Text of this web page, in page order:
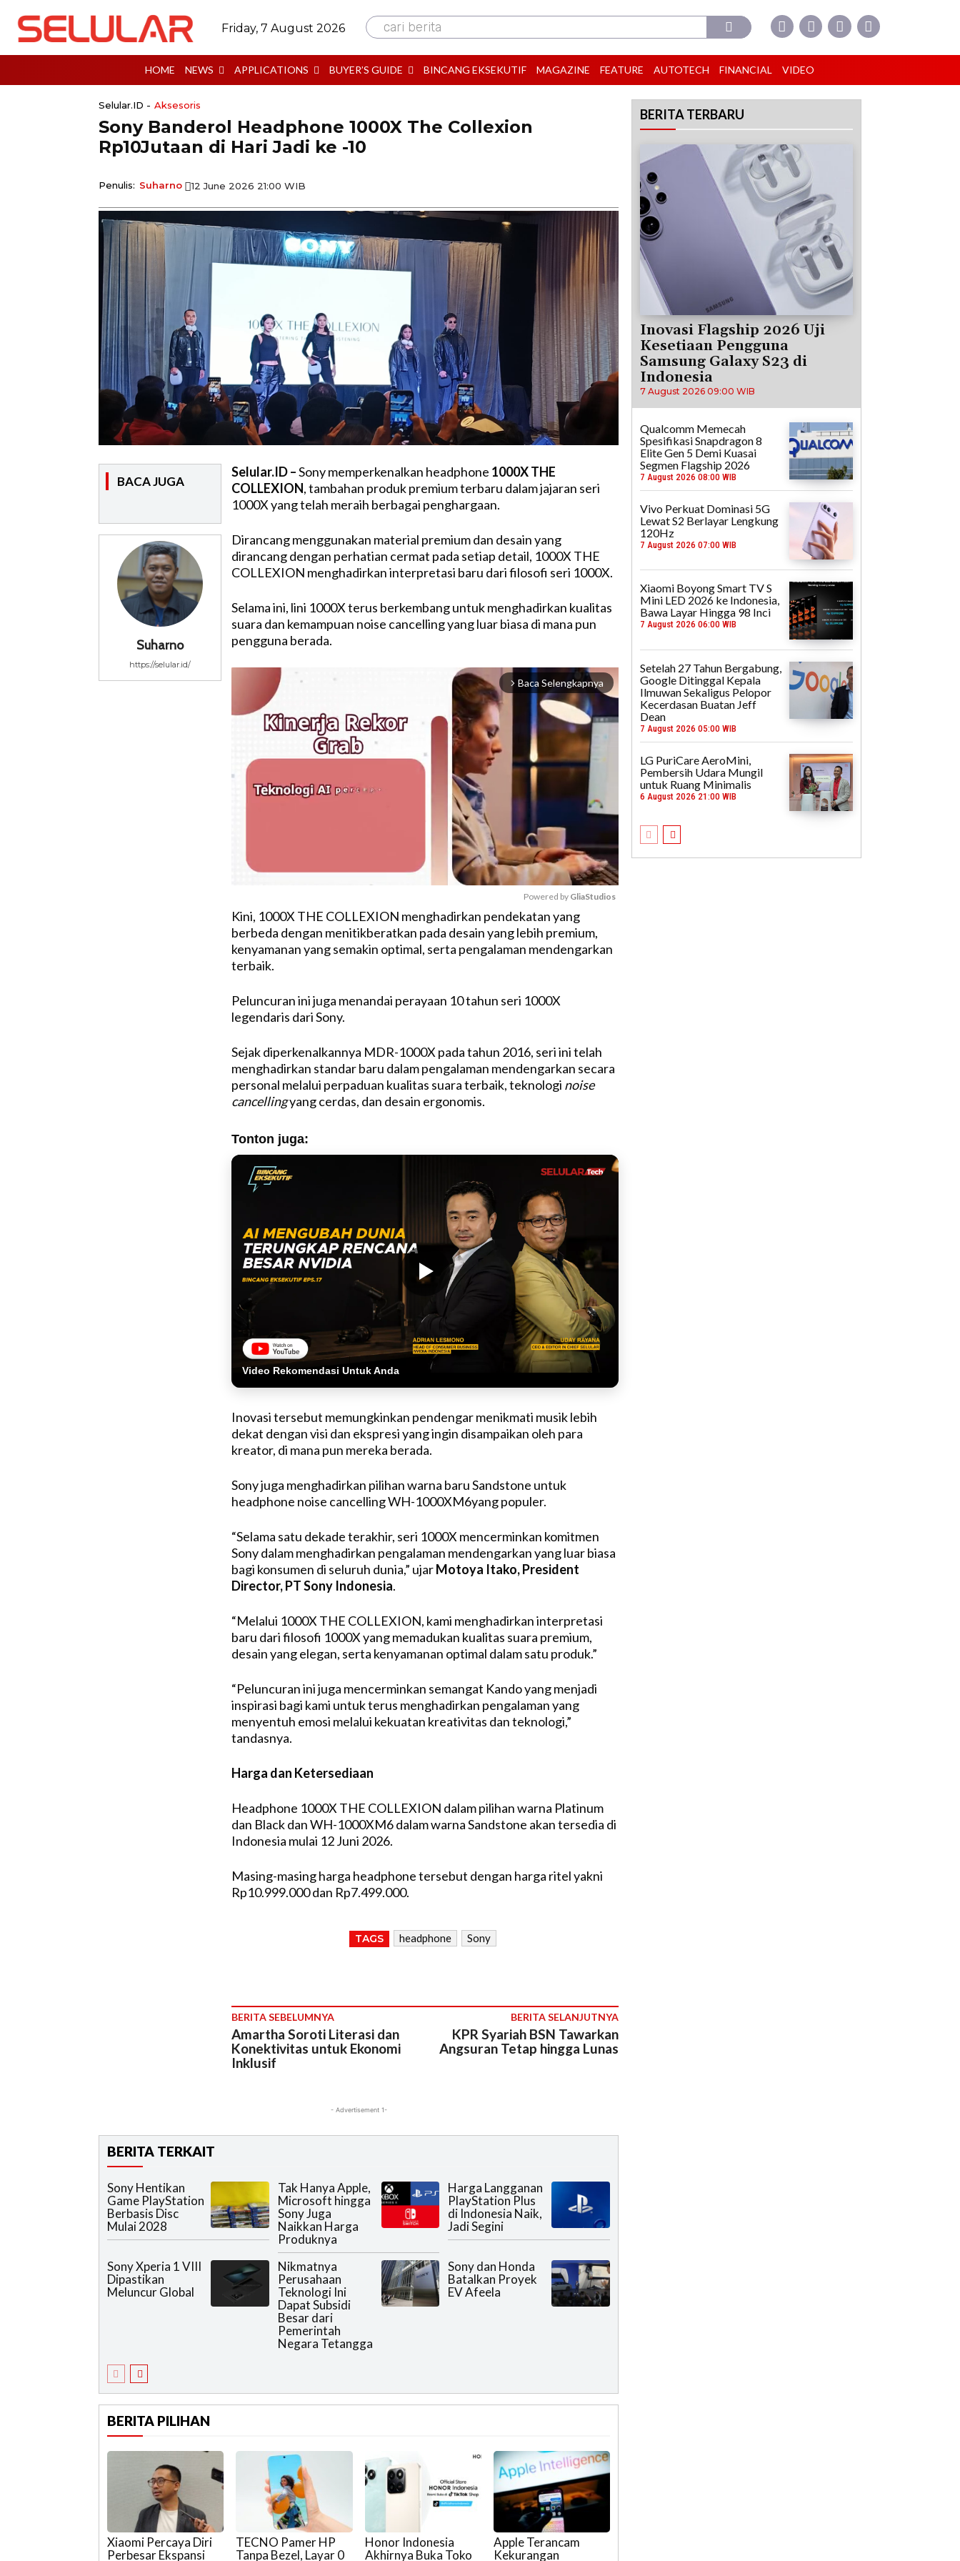
Friday, 7 August 2026 cari berita
HOME NEWS APPLICATIONS BUYER’S GUIDE BINCANG EKSEKUTIF MAGAZINE FEATURE AUTOTECH FINANCIAL VIDEO
Selular.ID - Aksesoris
Sony Banderol Headphone 1000X The Collexion
Rp10Jutaan di Hari Jadi ke -10
Penulis: Suharno 12 June 2026 21:00 WIB
BACA JUGA
Suharno
https://selular.id/
Selular.ID –Sony memperkenalkan headphone 1000X THE
COLLEXION, tambahan produk premium terbaru dalam jajaran seri
1000X yang telah meraih berbagai penghargaan.
Dirancang menggunakan material premium dan desain yang
dirancang dengan perhatian cermat pada setiap detail, 1000X THE
COLLEXION menghadirkan interpretasi baru dari filosofi seri 1000X.
Selama ini, lini 1000X terus berkembang untuk menghadirkan kualitas
suara dan kemampuan noise cancelling yang luar biasa di mana pun
pengguna berada.
arrow_forward_ios Baca Selengkapnya
M
u
e
Powered by GliaStudios
Kini, 1000X THE COLLEXION menghadirkan pendekatan yang
berbeda dengan menitikberatkan pada desain yang lebih premium,
kenyamanan yang semakin optimal, serta pengalaman mendengarkan
terbaik.
Peluncuran ini juga menandai perayaan 10 tahun seri 1000X
legendaris dari Sony.
Sejak diperkenalkannya MDR-1000X pada tahun 2016, seri ini telah
menghadirkan standar baru dalam pengalaman mendengarkan secara
personal melalui perpaduan kualitas suara terbaik, teknologi noise
cancellingyang cerdas, dan desain ergonomis.
Tonton juga:
Video Rekomendasi Untuk Anda
Inovasi tersebut memungkinkan pendengar menikmati musik lebih
dekat dengan visi dan ekspresi yang ingin disampaikan oleh para
kreator, di mana pun mereka berada.
Sony juga menghadirkan pilihan warna baru Sandstone untuk
headphone noise cancelling WH-1000XM6yang populer.
“Selama satu dekade terakhir, seri 1000X mencerminkan komitmen
Sony dalam menghadirkan pengalaman mendengarkan yang luar biasa
bagi konsumen di seluruh dunia,” ujarMotoya Itako, President
Director, PT Sony Indonesia.
“Melalui 1000X THE COLLEXION, kami menghadirkan interpretasi
baru dari filosofi 1000X yang memadukan kualitas suara premium,
desain yang elegan, serta kenyamanan optimal dalam satu produk.”
“Peluncuran ini juga mencerminkan semangat Kando yang menjadi
inspirasi bagi kami untuk terus menghadirkan pengalaman yang
menyentuh emosi melalui kekuatan kreativitas dan teknologi,”
tandasnya.
Harga dan Ketersediaan
Headphone 1000X THE COLLEXION dalam pilihan warna Platinum
dan Black dan WH-1000XM6 dalam warna Sandstone akan tersedia di
Indonesia mulai 12 Juni 2026.
Masing-masing harga headphone tersebut dengan harga ritel yakni
Rp10.999.000 dan Rp7.499.000.
TAGS headphone Sony
BERITA SEBELUMNYA
Amartha Soroti Literasi dan
Konektivitas untuk Ekonomi
Inklusif
BERITA SELANJUTNYA
KPR Syariah BSN Tawarkan
Angsuran Tetap hingga Lunas
- Advertisement 1-
BERITA TERKAIT
Sony Hentikan
Game PlayStation
Berbasis Disc
Mulai 2028
Tak Hanya Apple,
Microsoft hingga
Sony Juga
Naikkan Harga
Produknya
Harga Langganan
PlayStation Plus
di Indonesia Naik,
Jadi Segini
Sony Xperia 1 VIII
Dipastikan
Meluncur Global
Nikmatnya
Perusahaan
Teknologi Ini
Dapat Subsidi
Besar dari
Pemerintah
Negara Tetangga
Sony dan Honda
Batalkan Proyek
EV Afeela
BERITA PILIHAN
Xiaomi Percaya Diri
Perbesar Ekspansi
TECNO Pamer HP
Tanpa Bezel, Layar 0
Honor Indonesia
Akhirnya Buka Toko
Apple Terancam
Kekurangan
BERITA TERBARU
Inovasi Flagship 2026 Uji
Kesetiaan Pengguna
Samsung Galaxy S23 di
Indonesia
7 August 2026 09:00 WIB
Qualcomm Memecah
Spesifikasi Snapdragon 8
Elite Gen 5 Demi Kuasai
Segmen Flagship 2026
7 August 2026 08:00 WIB
Vivo Perkuat Dominasi 5G
Lewat S2 Berlayar Lengkung
120Hz
7 August 2026 07:00 WIB
Xiaomi Boyong Smart TV S
Mini LED 2026 ke Indonesia,
Bawa Layar Hingga 98 Inci
7 August 2026 06:00 WIB
Setelah 27 Tahun Bergabung,
Google Ditinggal Kepala
Ilmuwan Sekaligus Pelopor
Kecerdasan Buatan Jeff
Dean
7 August 2026 05:00 WIB
LG PuriCare AeroMini,
Pembersih Udara Mungil
untuk Ruang Minimalis
6 August 2026 21:00 WIB